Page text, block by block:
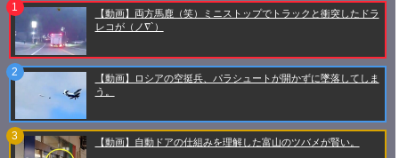
【動画】両方馬鹿（笑）ミニストップでトラックと衝突したドラ
レコが（ノ∇`）
【動画】ロシアの空挺兵、パラシュートが開かずに墜落してしま
う。
【動画】自動ドアの仕組みを理解した富山のツバメが賢い。